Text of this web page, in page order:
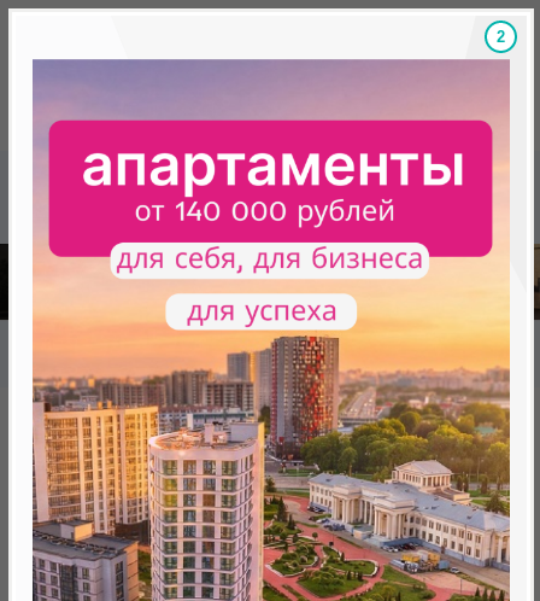
Скидки на новостройки, бонусы Готовые
База новостроек Минска «Минск Мир»
9.5 "Монтевидео", квартал "Южная Америка"
9.5 "Монтевидео", квартал
"Южная Америка"
от 0 BYN (0 USD)
Минск, Октябрьский, ул. Теслы 30
1